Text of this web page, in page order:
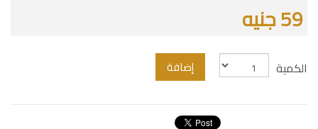
59 جنيه
الكمية إضافة